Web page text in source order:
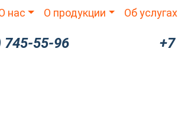
нас О продукции Об услугах
745-55-96